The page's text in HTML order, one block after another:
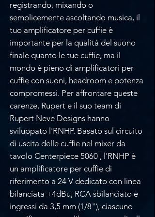
registrando, mixando o
semplicemente ascoltando musica, il
tuo amplificatore per cuffie è
importante per la qualità del suono
finale quanto le tue cuffie, ma il
mondo è pieno di amplificatori per
cuffie con suoni, headroom e potenza
compromessi. Per affrontare queste
carenze, Rupert e il suo team di
Rupert Neve Designs hanno
sviluppato l'RNHP. Basato sul circuito
di uscita delle cuffie nel mixer da
tavolo Centerpiece 5060 , l'RNHP è
un amplificatore per cuffie di
riferimento a 24 V dedicato con linea
bilanciata +4dBu, RCA sbilanciato e
ingressi da 3,5 mm (1/8"), ciascuno